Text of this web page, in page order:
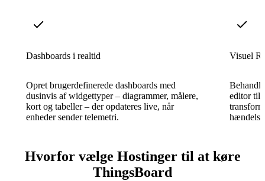
Dashboards i realtid
Opret brugerdefinerede dashboards med
dusinvis af widgettyper – diagrammer, målere,
kort og tabeller – der opdateres live, når
enheder sender telemetri.
Visuel
Behandl
editor til
Hvorfor vælge Hostinger til at køre
ThingsBoard